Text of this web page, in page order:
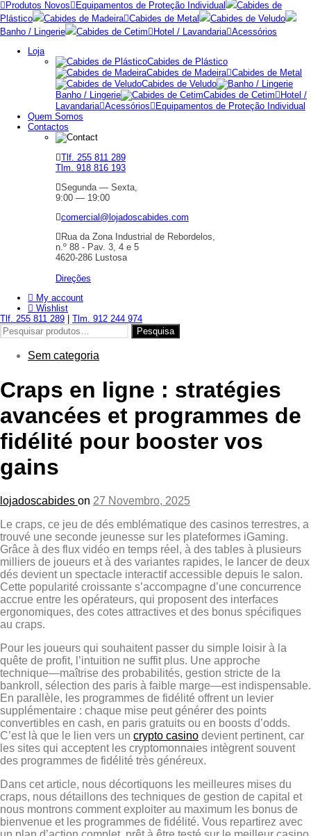
Produtos Novos
Equipamentos de Proteção Individual
Cabides de
Plástico
Cabides de Madeira Cabides de Metal
Cabides de Veludo
Banho / Lingerie
Cabides de Cetim Hotel / Lavandaria Acessórios
Loja
Cabides de Plástico
Cabides de Madeira Cabides de Metal
Cabides de Veludo
Banho / Lingerie
Cabides de Cetim
Hotel /
Lavandaria Acessórios
Equipamentos de Proteção Individual
Quem Somos
Contactos
Tlf. 255 811 289
Tlm. 918 816 193
Segunda — Sexta,
9:00 — 19:00
comercial@lojadoscabides.com
Rua da Zona Industrial de Rebordelos,
n.º 88 - Pav. 3, 4 e 5
4620-286 Lustosa
Direções
My account
Wishlist
Tlf. 255 811 289
Tlm. 912 244 974
Pesquisar
por:
Pesquisa
Sem categoria
Craps en ligne : stratégies
avancées et programmes de
fidélité pour booster vos
gains
lojadoscabides on 27 Novembro, 2025
Le craps, ce jeu de dés emblématique des casinos terrestres, a
trouvé une seconde jeunesse sur les plateformes iGaming.
Grâce à des flux vidéo en temps réel, à des tables à plusieurs
milliers de joueurs et à des variantes rapides, le lancer de deux
dés devient un spectacle interactif accessible depuis le salon.
Cette popularité croissante s’accompagne d’une concurrence
accrue entre les opérateurs, qui proposent des interfaces
ergonomiques, des cotes attractives et des bonus spécifiques
au craps.
Pour les joueurs qui souhaitent passer du simple loisir à la
quête de profit, l’intuition ne suffit plus. Une approche
technique—maîtrise des probabilités, gestion stricte de la
bankroll, sélection des paris à faible marge—est indispensable.
En parallèle, les programmes de fidélité offrent un levier
supplémentaire : chaque mise peut générer des points
convertibles en cash, en paris gratuits ou en boosts d’odds.
C’est là que le lien vers un crypto casino devient pertinent, car
les sites qui acceptent les cryptomonnaies intègrent souvent
des programmes de fidélité très généreux.
Dans cet article, nous décortiquons les meilleures mises du
craps, nous détaillons des techniques de gestion de capital et
nous montrons comment exploiter au maximum les bonus de
bienvenue et les programmes de fidélité. Vous repartirez avec